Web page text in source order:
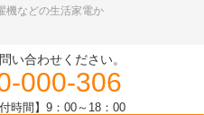
機などの生活家電か
い合わせください。
000-306
付時間】9：00～18：00